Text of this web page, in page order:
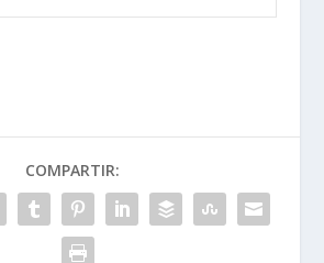
COMPARTIR: